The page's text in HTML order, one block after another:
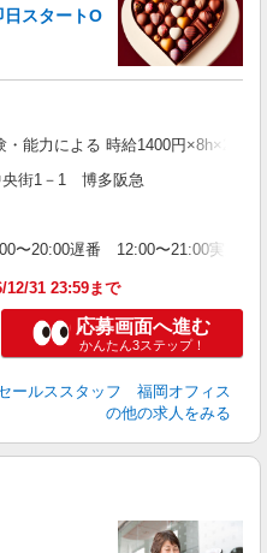
スタートO
能力による 時給1400円×8h×20日
央街1－1 博多阪急
20:00遅番 12:00〜21:00実動8時
12/31 23:59まで
応募画面へ進む
かんたん3ステップ！
ールススタッフ 福岡オフィス
の他の求人をみる